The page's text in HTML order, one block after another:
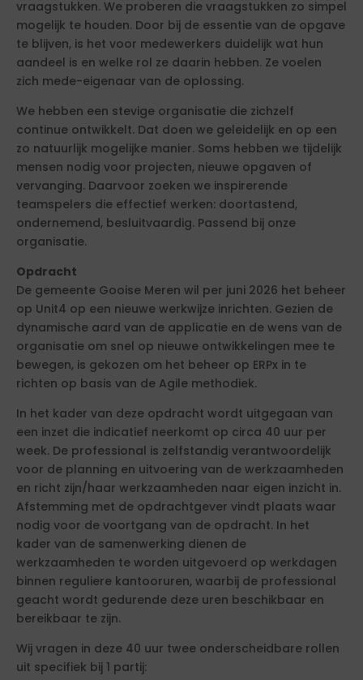
vraagstukken. We proberen die vraagstukken zo simpel
mogelijk te houden. Door bij de essentie van de opgave
te blijven, is het voor medewerkers duidelijk wat hun
aandeel is en welke rol ze daarin hebben. Ze voelen
zich mede-eigenaar van de oplossing.
We hebben een stevige organisatie die zichzelf
continue ontwikkelt. Dat doen we geleidelijk en op een
zo natuurlijk mogelijke manier. Soms hebben we tijdelijk
mensen nodig voor projecten, nieuwe opgaven of
vervanging. Daarvoor zoeken we inspirerende
teamspelers die effectief werken: doortastend,
ondernemend, besluitvaardig. Passend bij onze
organisatie.
Opdracht
De gemeente Gooise Meren wil per juni 2026 het beheer
op Unit4 op een nieuwe werkwijze inrichten. Gezien de
dynamische aard van de applicatie en de wens van de
organisatie om snel op nieuwe ontwikkelingen mee te
bewegen, is gekozen om het beheer op ERPx in te
richten op basis van de Agile methodiek.
In het kader van deze opdracht wordt uitgegaan van
een inzet die indicatief neerkomt op circa 40 uur per
week. De professional is zelfstandig verantwoordelijk
voor de planning en uitvoering van de werkzaamheden
en richt zijn/haar werkzaamheden naar eigen inzicht in.
Afstemming met de opdrachtgever vindt plaats waar
nodig voor de voortgang van de opdracht. In het
kader van de samenwerking dienen de
werkzaamheden te worden uitgevoerd op werkdagen
binnen reguliere kantooruren, waarbij de professional
geacht wordt gedurende deze uren beschikbaar en
bereikbaar te zijn.
Wij vragen in deze 40 uur twee onderscheidbare rollen
uit specifiek bij 1 partij: